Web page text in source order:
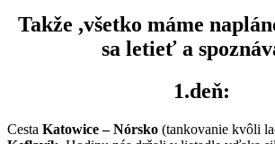
Takže ,všetko máme
sa letieť a
1.deň:
Cesta Katowice – Nórsko (tankovanie kvôli